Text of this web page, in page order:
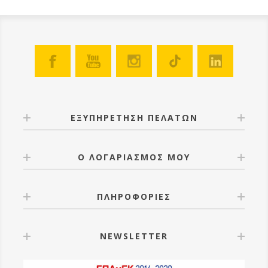
ΕΞΥΠΗΡΕΤΗΣΗ ΠΕΛΑΤΩΝ
Ο ΛΟΓΑΡΙΑΣΜΟΣ ΜΟΥ
ΠΛΗΡΟΦΟΡΙΕΣ
NEWSLETTER